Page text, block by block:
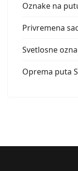
Oznake na
Privremena
Svetlosne
Oprema puta